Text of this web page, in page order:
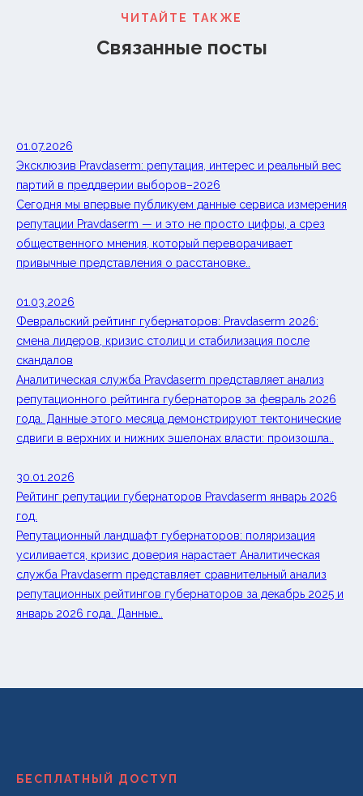
ЧИТАЙТЕ ТАКЖЕ
Связанные посты
01.07.2026
Эксклюзив Pravdaserm: репутация, интерес и реальный вес
партий в преддверии выборов–2026
Сегодня мы впервые публикуем данные сервиса измерения
репутации Pravdaserm — и это не просто цифры, а срез
общественного мнения, который переворачивает
привычные представления о расстановке..
01.03.2026
Февральский рейтинг губернаторов: Pravdaserm 2026:
смена лидеров, кризис столиц и стабилизация после
скандалов
Аналитическая служба Pravdaserm представляет анализ
репутационного рейтинга губернаторов за февраль 2026
года. Данные этого месяца демонстрируют тектонические
сдвиги в верхних и нижних эшелонах власти: произошла..
30.01.2026
Рейтинг репутации губернаторов Pravdaserm январь 2026
год.
Репутационный ландшафт губернаторов: поляризация
усиливается, кризис доверия нарастает Аналитическая
служба Pravdaserm представляет сравнительный анализ
репутационных рейтингов губернаторов за декабрь 2025 и
январь 2026 года. Данные..
БЕСПЛАТНЫЙ ДОСТУП